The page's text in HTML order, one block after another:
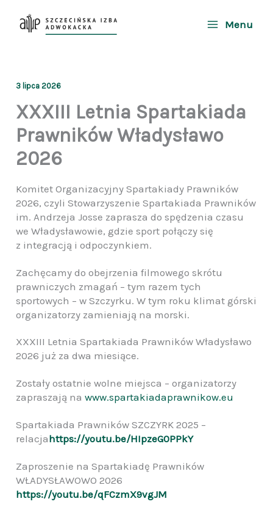
Menu
3 lipca 2026
XXXIII Letnia Spartakiada
Prawników Władysławo
2026
Komitet Organizacyjny Spartakiady Prawników
2026, czyli Stowarzyszenie Spartakiada Prawników
im. Andrzeja Josse zaprasza do spędzenia czasu
we Władysławowie, gdzie sport połączy się
z integracją i odpoczynkiem.
Zachęcamy do obejrzenia filmowego skrótu
prawniczych zmagań – tym razem tych
sportowych – w Szczyrku. W tym roku klimat górski
organizatorzy zamieniają na morski.
XXXIII Letnia Spartakiada Prawników Władysławo
2026 już za dwa miesiące.
Zostały ostatnie wolne miejsca – organizatorzy
zapraszają nawww.spartakiadaprawnikow.eu
Spartakiada Prawników SZCZYRK 2025 –
relacjahttps://youtu.be/HIpzeG0PPkY
Zaproszenie na Spartakiadę Prawników
WŁADYSŁAWOWO 2026
https://youtu.be/qFCzmX9vgJM